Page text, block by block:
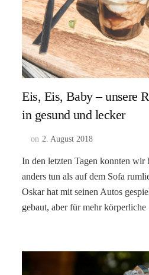
Eis, Eis, Baby – unsere
in gesund und lecker
on 2. August 2018
In den letzten Tagen konnten wir
anders tun als auf dem Sofa
Oskar hat mit seinen Autos
gebaut, aber für mehr